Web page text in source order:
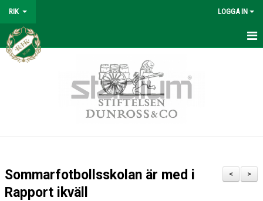
RIK LOGGA IN
REYMERS
KONTAKTPERSONER
>
<
Sommarfotbollsskolan är med i
Rapport ikväll